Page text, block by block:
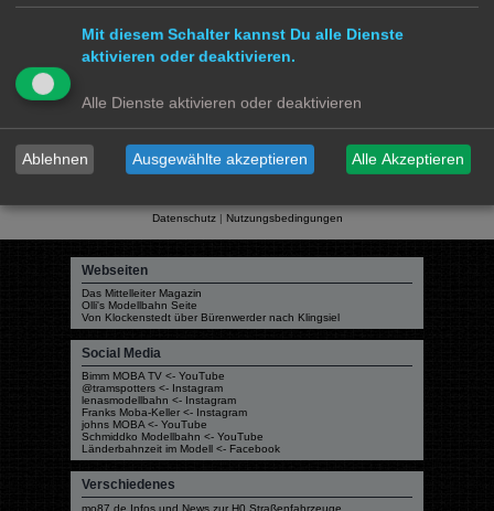
Modellbahnforum Forum
Powered byphpBB® Forum Software © phpBB Limited
Datenschutz| Nutzungsbedingungen
Webseiten
Das Mittelleiter Magazin
Olli's Modellbahn Seite
Von Klockenstedt über Bürenwerder nach Klingsiel
Social Media
Bimm MOBA TV <- YouTube
@tramspotters <- Instagram
lenasmodellbahn <- Instagram
Franks Moba-Keller <- Instagram
johns MOBA <- YouTube
Schmiddko Modellbahn <- YouTube
Länderbahnzeit im Modell <- Facebook
Verschiedenes
mo87.de Infos und News zur H0 Straßenfahrzeuge
Mit diesem Schalter kannst Du alle Dienste
aktivieren oder deaktivieren.
Alle Dienste aktivieren oder deaktivieren
Ablehnen Ausgewählte akzeptieren Alle Akzeptieren